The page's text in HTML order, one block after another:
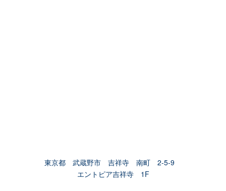
東京都 武蔵野市 吉祥寺 南町 2-5-9
エントピア吉祥寺 1F